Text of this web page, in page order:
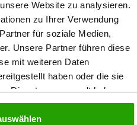
Website zu analysieren.
zu Ihrer Verwendung
für soziale Medien,
Unsere Partner führen diese
mit weiteren Daten
haben oder die sie
Dienste gesammelt haben.
Gesundheits- und
Wunde